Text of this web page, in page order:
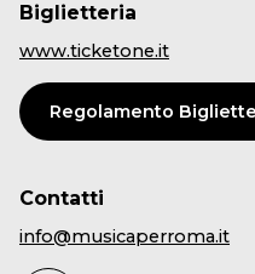
Biglietteria
www.ticketone.it
Regolamento
Contatti
info@musicaperroma.it